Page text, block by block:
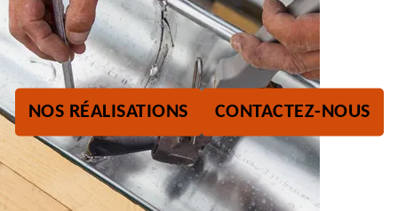
NOS RÉALISATIONS CONTACTEZ-NOUS